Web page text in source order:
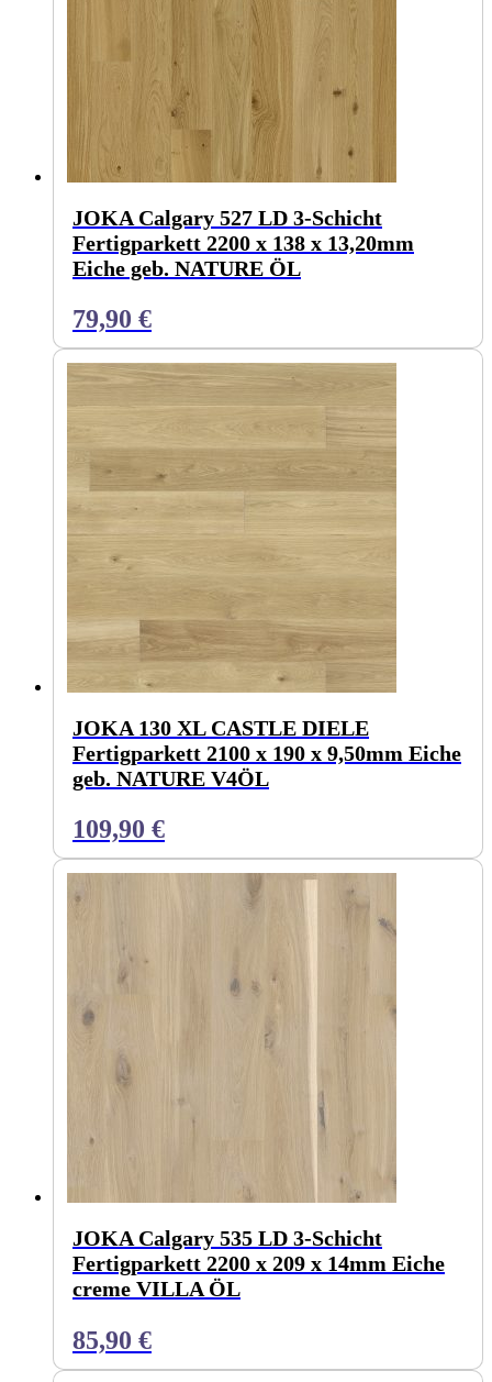
JOKA Calgary 527 LD 3-Schicht
Fertigparkett 2200 x 138 x 13,20mm
Eiche geb. NATURE ÖL
79,90 €
JOKA 130 XL CASTLE DIELE
Fertigparkett 2100 x 190 x 9,50mm Eiche
geb. NATURE V4ÖL
109,90 €
JOKA Calgary 535 LD 3-Schicht
Fertigparkett 2200 x 209 x 14mm Eiche
creme VILLA ÖL
85,90 €